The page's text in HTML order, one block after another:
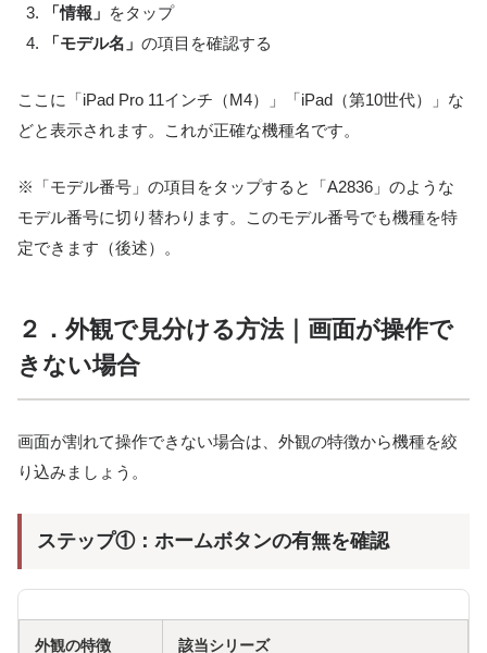
「情報」 をタップ
「モデル名」 の項目を確認する
ここに「iPad Pro 11インチ（M4）」「iPad（第10世代）」な
どと表示されます。これが正確な機種名です。
※「モデル番号」の項目をタップすると「A2836」のような
モデル番号に切り替わります。このモデル番号でも機種を特
定できます（後述）。
２．外観で見分ける方法｜画面が操作で
きない場合
画面が割れて操作できない場合は、外観の特徴から機種を絞
り込みましょう。
ステップ①：ホームボタンの有無を確認
外観の特徴 該当シリーズ